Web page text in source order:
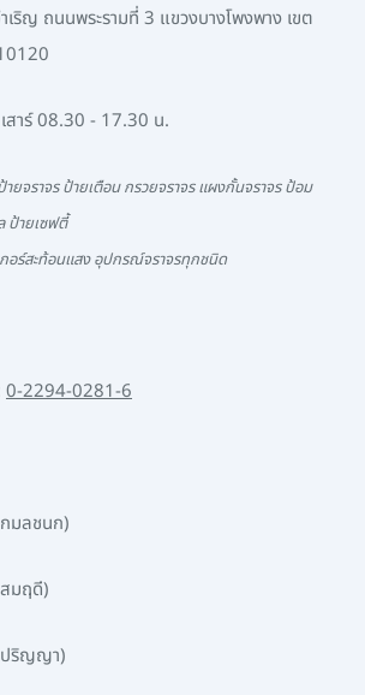
ริญ ถนนพระรามที่ 3 แขวงบางโพงพาง เขต
สาร์ 08.30 - 17.30 น.
ยจราจร ป้ายเตือน กรวยจราจร แผงกั้นจราจร ป้อม
ป้ายเซฟตี้
อร์สะท้อนแสง อุปกรณ์จราจรทุกชนิด
0-2294-0281-6
มลชนก)
มฤดี)
ริญญา)